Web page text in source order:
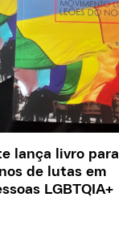
lança livro para
de lutas em
LGBTQIA+